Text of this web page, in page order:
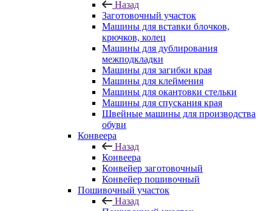
Назад
Заготовочный участок
Машины для вставки блочков,
крючков, колец
Машины для дублирования
межподкладки
Машины для загибки края
Машины для клеймения
Машины для окантовки стельки
Машины для спускания края
Швейные машины для производства
обуви
Конвеера
Назад
Конвеера
Конвейер заготовочный
Конвейер пошивочный
Пошивочный участок
Назад